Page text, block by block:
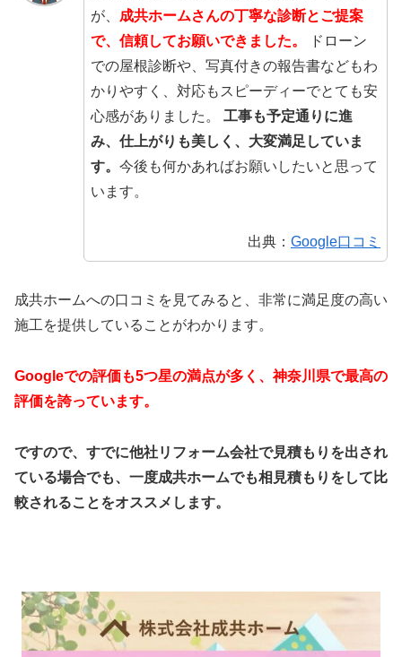
が、 成共ホームさんの丁寧な診断とご提案
で、信頼してお願いできました。
ドローン
での屋根診断や、写真付きの報告書などもわ
かりやすく、対応もスピーディーでとても安
心感がありました。 工事も予定通りに進
み、仕上がりも美しく、大変満足していま
す。 今後も何かあればお願いしたいと思って
います。
出典： Google口コミ
成共ホームへの口コミを見てみると、非常に満足度の高い
施工を提供していることがわかります。
Googleでの評価も5つ星の満点が多く、神奈川県で最高の
評価を誇っています。
ですので、すでに他社リフォーム会社で見積もりを出され
ている場合でも、一度成共ホームでも相見積もりをして比
較されることをオススメします。